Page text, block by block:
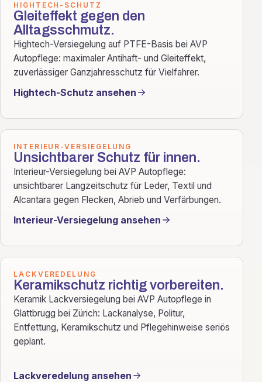
HIGHTECH-SCHUTZ
Gleiteffekt gegen den
Alltagsschmutz.
Hightech-Versiegelung auf PTFE-Basis bei AVP
Autopflege: maximaler Antihaft- und Gleiteffekt,
zuverlässiger Ganzjahresschutz für Vielfahrer.
Hightech-Schutz ansehen
INTERIEUR-VERSIEGELUNG
Unsichtbarer Schutz für innen.
Interieur-Versiegelung bei AVP Autopflege:
unsichtbarer Langzeitschutz für Leder, Textil und
Alcantara gegen Flecken, Abrieb und Verfärbungen.
Interieur-Versiegelung ansehen
LACKVEREDELUNG
Keramikschutz richtig vorbereiten.
Keramik Lackversiegelung bei AVP Autopflege in
Glattbrugg bei Zürich: Lackanalyse, Politur,
Entfettung, Keramikschutz und Pflegehinweise seriös
geplant.
Lackveredelung ansehen